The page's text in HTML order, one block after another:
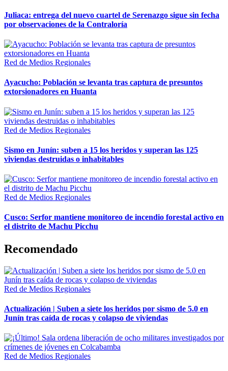
Juliaca: entrega del nuevo cuartel de Serenazgo sigue sin fecha
por observaciones de la Contraloría
Red de Medios Regionales
Ayacucho: Población se levanta tras captura de presuntos
extorsionadores en Huanta
Red de Medios Regionales
Sismo en Junín: suben a 15 los heridos y superan las 125
viviendas destruidas o inhabitables
Red de Medios Regionales
Cusco: Serfor mantiene monitoreo de incendio forestal activo en
el distrito de Machu Picchu
Recomendado
Red de Medios Regionales
Actualización | Suben a siete los heridos por sismo de 5.0 en
Junín tras caída de rocas y colapso de viviendas
Red de Medios Regionales